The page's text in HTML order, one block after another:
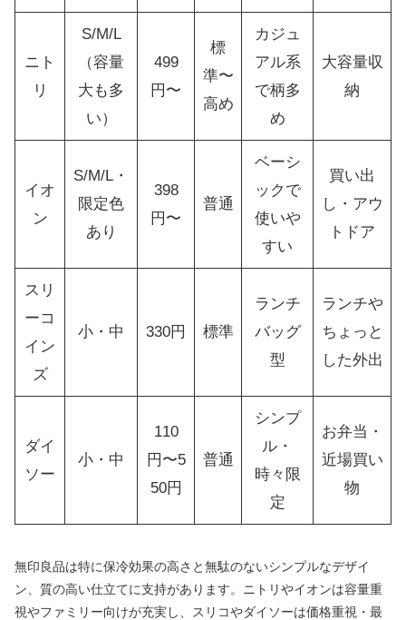
ニト
リ
S/M/L
（容量
大も多
い）
499
円〜
標
準〜
高め
カジュ
アル系
で柄多
め
大容量収
納
イオ
ン
S/M/L・
限定色
あり
398
円〜
普通
ベーシ
ックで
使いや
すい
買い出
し・アウ
トドア
スリ
ーコ
イン
ズ
小・中 330円 標準
ランチ
バッグ
型
ランチや
ちょっと
した外出
ダイ
ソー
小・中
110
円〜5
50円
普通
シンプ
ル・
時々限
定
お弁当・
近場買い
物
無印良品は特に保冷効果の高さと無駄のないシンプルなデザイ
ン、質の高い仕立てに支持があります。ニトリやイオンは容量重
視やファミリー向けが充実し、スリコやダイソーは価格重視・最